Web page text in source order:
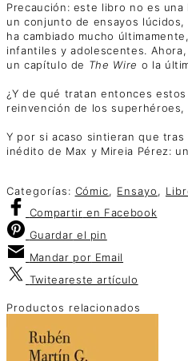
Precaución: este libro no es
un conjunto de ensayos
ha cambiado mucho
infantiles y adolescentes.
un capítulo de The Wire o la
¿Y de qué tratan entonces
reinvención de los
Y por si acaso sintieran que
inédito de Max y Mireia Pérez:
Categorías: Cómic, Ensayo,
Compartir en Facebook
Guardar el pin
Mandar por Email
Twiteareste artículo
Productos relacionados